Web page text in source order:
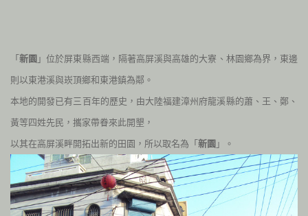
「新園 」位於屏東縣西端，隔著高屏溪與高雄的大寮、林園鄉為界，東邊
則以東港溪與崁頂鄉和東港鎮為鄰。
本地的開發已有三百年的歷史，由大陸福建漳州府龍溪縣的蕭、王、鄭、
黃等四姓先民，攜家帶眷來此開墾，
以其在高屏溪畔開拓出新的田園，所以取名為「 新園 」。